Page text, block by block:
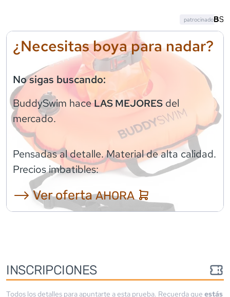
¿Necesitas boya para nadar?
No sigas buscando:
BuddySwim haceLAS MEJORES del
mercado.
Pensadas al detalle. Material de alta calidad.
Precios imbatibles:
⟶ Ver ofertaAHORA
patrocinado
INSCRIPCIONES
Todos los detalles para apuntarte a esta prueba. Recuerda que estás